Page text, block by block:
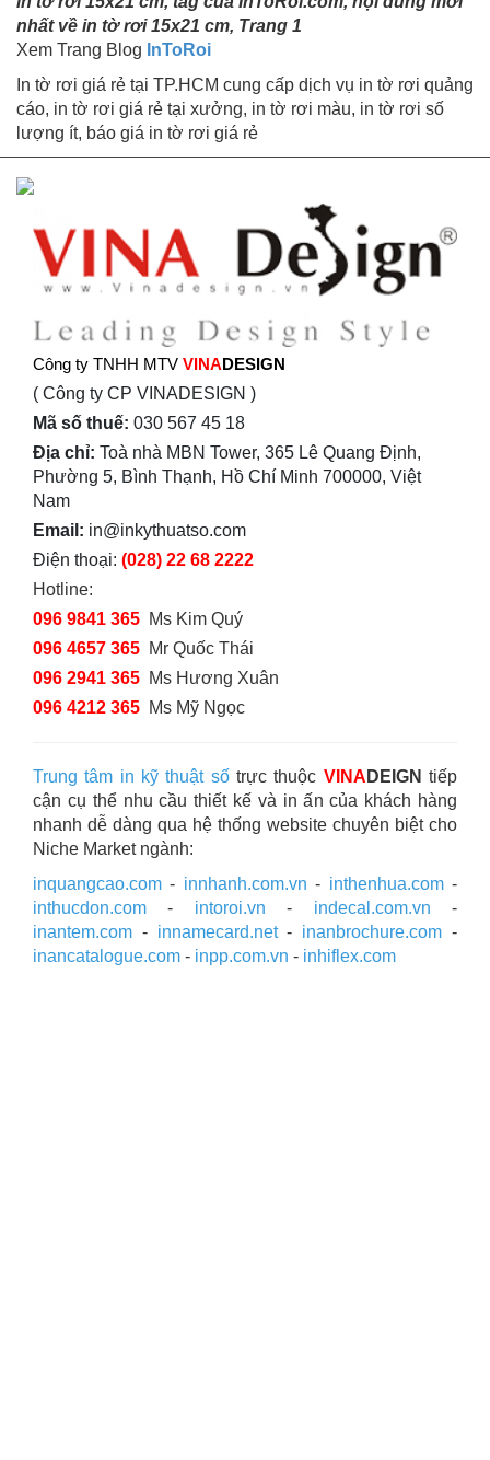
nhất về in tờ rơi 15x21 cm, Trang 1
Xem Trang Blog InToRoi
In tờ rơi giá rẻ tại TP.HCM cung cấp dịch vụ in tờ rơi quảng
cáo, in tờ rơi giá rẻ tại xưởng, in tờ rơi màu, in tờ rơi số
lượng ít, báo giá in tờ rơi giá rẻ
Công ty TNHH MTV VINADESIGN
( Công ty CP VINADESIGN )
Mã số thuế: 030 567 45 18
Địa chỉ: Toà nhà MBN Tower, 365 Lê Quang Định,
Phường 5, Bình Thạnh, Hồ Chí Minh 700000, Việt
Nam
Email: in@inkythuatso.com
Điện thoại: (028) 22 68 2222
Hotline:
096 9841 365 Ms Kim Quý
096 4657 365 Mr Quốc Thái
096 2941 365 Ms Hương Xuân
096 4212 365 Ms Mỹ Ngọc
Trung tâm in kỹ thuật sốtrực thuộc VINA DEIGN tiếp
cận cụ thể nhu cầu thiết kế và in ấn của khách hàng
nhanh dễ dàng qua hệ thống website chuyên biệt cho
Niche Market ngành:
inquangcao.com - innhanh.com.vn - inthenhua.com-
inthucdon.com - intoroi.vn - indecal.com.vn -
inantem.com - innamecard.net- inanbrochure.com -
inancatalogue.com - inpp.com.vn - inhiflex.com